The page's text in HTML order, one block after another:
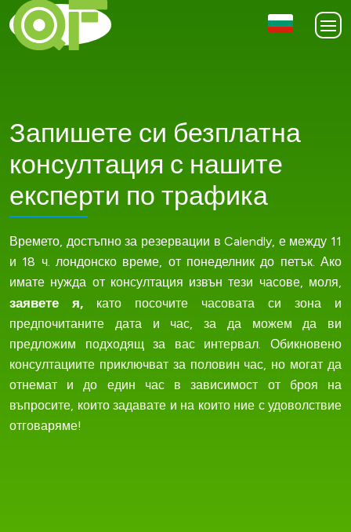
Запишете си безплатна
консултация с нашите
експерти по трафика
Времето, достъпно за резервации в Calendly, е между 11
и 18 ч. лондонско време, от понеделник до петък. Ако
имате нужда от консултация извън тези часове, моля,
заявете я, като посочите часовата си зона и
предпочитаните дата и час, за да можем да ви
предложим подходящ за вас интервал. Обикновено
консултациите приключват за половин час, но могат да
отнемат и до един час в зависимост от броя на
въпросите, които задавате и на които ние с удоволствие
отговаряме!